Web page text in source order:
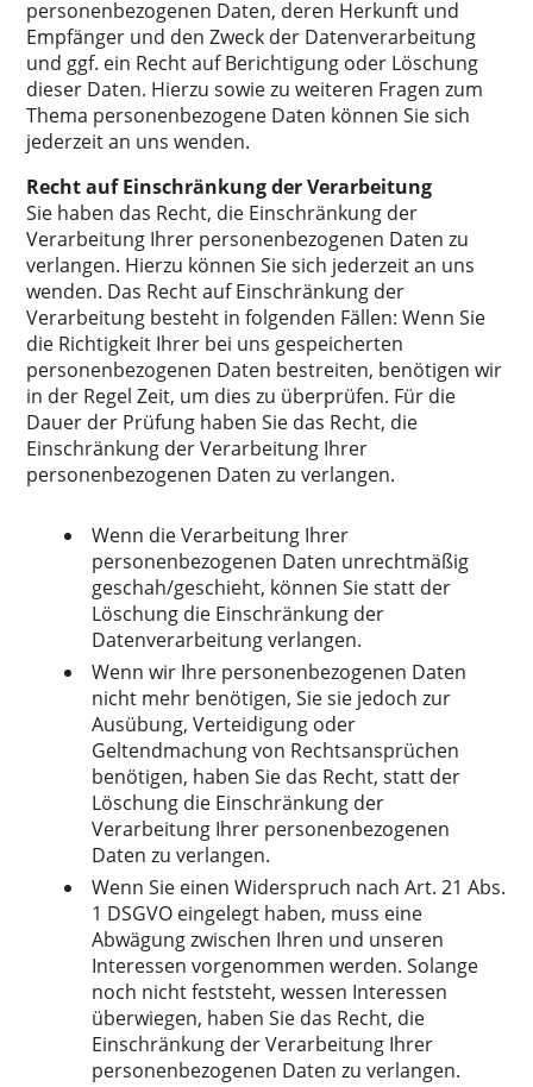
personenbezogenen Daten, deren Herkunft und
Empfänger und den Zweck der Datenverarbeitung
und ggf. ein Recht auf Berichtigung oder Löschung
dieser Daten. Hierzu sowie zu weiteren Fragen zum
Thema personenbezogene Daten können Sie sich
jederzeit an uns wenden.
Recht auf Einschränkung der Verarbeitung
Sie haben das Recht, die Einschränkung der
Verarbeitung Ihrer personenbezogenen Daten zu
verlangen. Hierzu können Sie sich jederzeit an uns
wenden. Das Recht auf Einschränkung der
Verarbeitung besteht in folgenden Fällen: Wenn Sie
die Richtigkeit Ihrer bei uns gespeicherten
personenbezogenen Daten bestreiten, benötigen wir
in der Regel Zeit, um dies zu überprüfen. Für die
Dauer der Prüfung haben Sie das Recht, die
Einschränkung der Verarbeitung Ihrer
personenbezogenen Daten zu verlangen.
Wenn die Verarbeitung Ihrer
personenbezogenen Daten unrechtmäßig
geschah/geschieht, können Sie statt der
Löschung die Einschränkung der
Datenverarbeitung verlangen.
Wenn wir Ihre personenbezogenen Daten
nicht mehr benötigen, Sie sie jedoch zur
Ausübung, Verteidigung oder
Geltendmachung von Rechtsansprüchen
benötigen, haben Sie das Recht, statt der
Löschung die Einschränkung der
Verarbeitung Ihrer personenbezogenen
Daten zu verlangen.
Wenn Sie einen Widerspruch nach Art. 21 Abs.
1 DSGVO eingelegt haben, muss eine
Abwägung zwischen Ihren und unseren
Interessen vorgenommen werden. Solange
noch nicht feststeht, wessen Interessen
überwiegen, haben Sie das Recht, die
Einschränkung der Verarbeitung Ihrer
personenbezogenen Daten zu verlangen.